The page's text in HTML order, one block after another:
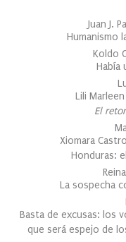
Juan J.
Humanismo
Koldo
Había
Lili
El
Xiomara
Honduras:
La sospecha
Basta de excusas: los
que será espejo de